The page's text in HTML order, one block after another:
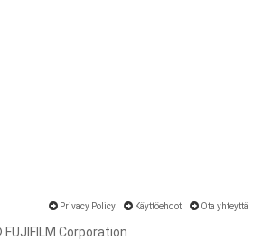
Privacy Policy Käyttöehdot Ota yhteyttä
FUJIFILM Corporation